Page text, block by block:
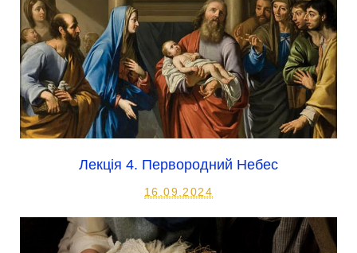
Лекція 4. Первородний Небес
16.09.2024